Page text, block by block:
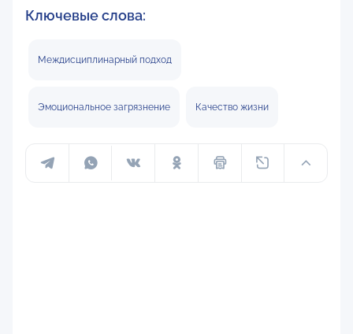
Ключевые слова:
Междисциплинарный подход
Эмоциональное загрязнение Качество жизни